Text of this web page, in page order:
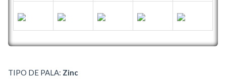
TIPO DE PALA: Zinc